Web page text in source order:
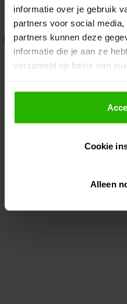
informatie over je gebruik
partners voor social
partners kunnen deze
informatie die je aan ze
verzameld op basis van
Als je op "Accepteer" klikt,
toestemming om cookies
gepersonaliseerde
Lees hier meer over in ons
Via "Cookie instellingen"
Cookie
Alleen
Application error: a client-
loadingwww.voordeeluitjes.nl